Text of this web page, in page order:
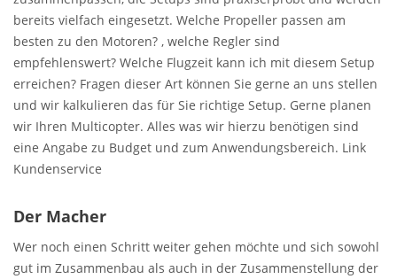
bereits vielfach eingesetzt. Welche Propeller passen am
besten zu den Motoren? , welche Regler sind
empfehlenswert? Welche Flugzeit kann ich mit diesem Setup
erreichen? Fragen dieser Art können Sie gerne an uns stellen
und wir kalkulieren das für Sie richtige Setup. Gerne planen
wir Ihren Multicopter. Alles was wir hierzu benötigen sind
eine Angabe zu Budget und zum Anwendungsbereich. Link
Kundenservice
Der Macher
Wer noch einen Schritt weiter gehen möchte und sich sowohl
gut im Zusammenbau als auch in der Zusammenstellung der